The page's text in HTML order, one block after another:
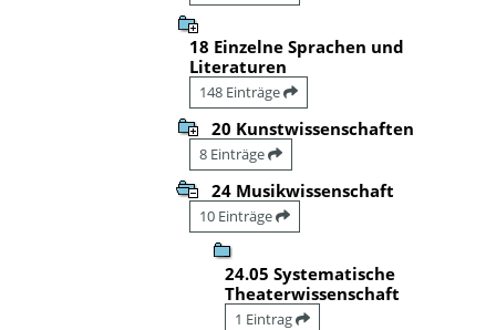
18 Einzelne Sprachen und
Literaturen
148 Einträge
20 Kunstwissenschaften
8 Einträge
24 Musikwissenschaft
10 Einträge
24.05 Systematische
Theaterwissenschaft
1 Eintrag